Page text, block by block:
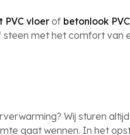
PVC vloerof betonlook
met het comfort van
Wij sturen
gaat wennen. In het